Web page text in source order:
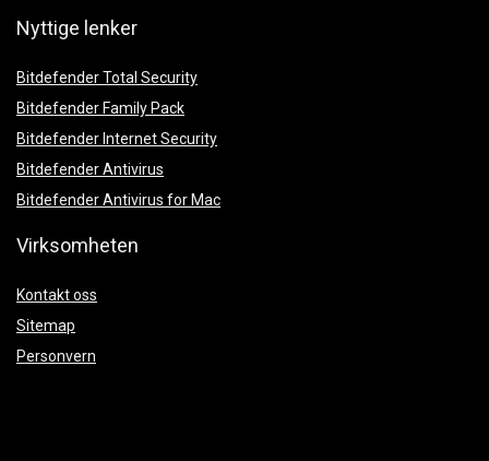
Nyttige lenker
Bitdefender Total Security
Bitdefender Family Pack
Bitdefender Internet Security
Bitdefender Antivirus
Bitdefender Antivirus for Mac
Virksomheten
Kontakt oss
Sitemap
Personvern